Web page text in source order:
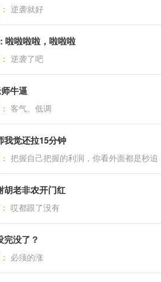
逆袭就好
啦啦啦啦，啦啦啦
逆袭了吧
牛逼
客气。低调
我觉还拉15分钟
把握自己把握的利润，你看外面都是秒
胡老非农开门红
哎都跟了没有
完没了？
必须的涨